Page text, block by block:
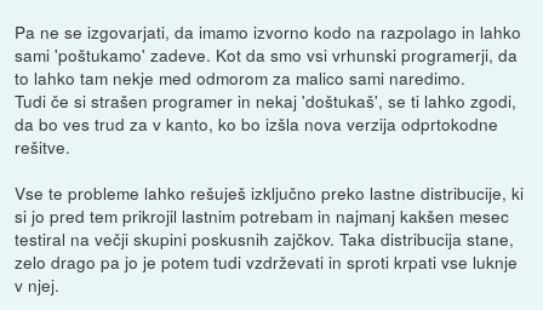
Pa ne se izgovarjati, da imamo izvorno kodo na razpolago in lahko
sami 'poštukamo' zadeve. Kot da smo vsi vrhunski programerji, da
to lahko tam nekje med odmorom za malico sami naredimo.
Tudi če si strašen programer in nekaj 'doštukaš', se ti lahko zgodi,
da bo ves trud za v kanto, ko bo izšla nova verzija odprtokodne
rešitve.
Vse te probleme lahko rešuješ izključno preko lastne distribucije, ki
si jo pred tem prikrojil lastnim potrebam in najmanj kakšen mesec
testiral na večji skupini poskusnih zajčkov. Taka distribucija stane,
zelo drago pa jo je potem tudi vzdrževati in sproti krpati vse luknje
v njej.